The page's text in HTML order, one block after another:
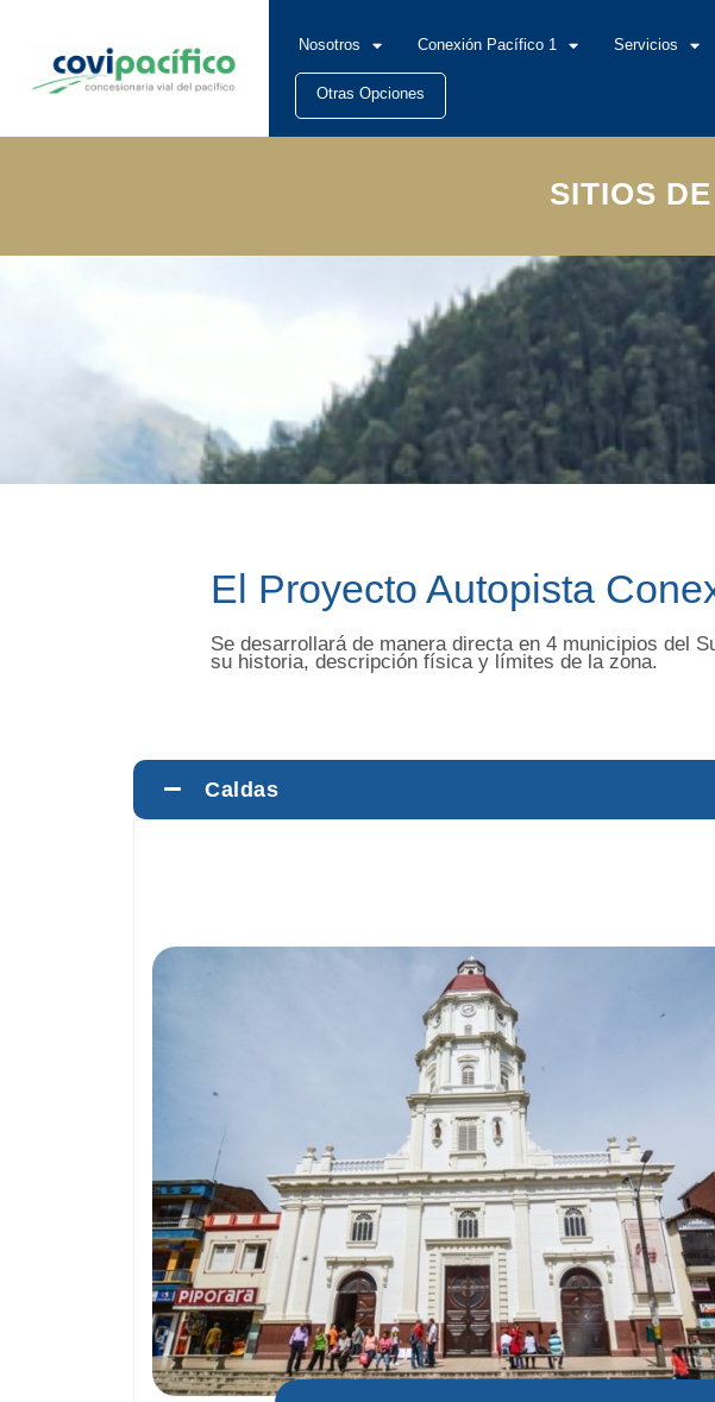
Nosotros Conexión Pacífico 1 Servicios
Otras Opciones
SITIOS
El Proyecto Autopista
Se desarrollará de manera directa en 4 municipios del
su historia, descripción física y límites de la zona.
Caldas